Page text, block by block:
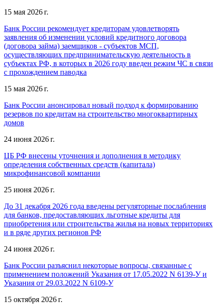
15 мая 2026 г.
Банк России рекомендует кредиторам удовлетворять
заявления об изменении условий кредитного договора
(договора займа) заемщиков - субъектов МСП,
осуществляющих предпринимательскую деятельность в
субъектах РФ, в которых в 2026 году введен режим ЧС в связи
с прохождением паводка
15 мая 2026 г.
Банк России анонсировал новый подход к формированию
резервов по кредитам на строительство многоквартирных
домов
24 июня 2026 г.
ЦБ РФ внесены уточнения и дополнения в методику
определения собственных средств (капитала)
микрофинансовой компании
25 июня 2026 г.
До 31 декабря 2026 года введены регуляторные послабления
для банков, предоставляющих льготные кредиты для
приобретения или строительства жилья на новых территориях
и в ряде других регионов РФ
24 июня 2026 г.
Банк России разъяснил некоторые вопросы, связанные с
применением положений Указания от 17.05.2022 N 6139-У и
Указания от 29.03.2022 N 6109-У
15 октября 2026 г.